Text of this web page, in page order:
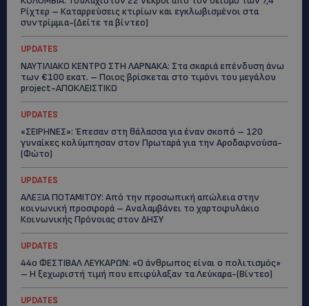
Ρίχτερ – Καταρρεύσεις κτιρίων και εγκλωβισμένοι στα
συντρίμμια-(Δείτε τα βίντεο)
UPDATES
ΝΑΥΤΙΛΙΑΚΟ ΚΕΝΤΡΟ ΣΤΗ ΛΑΡΝΑΚΑ: Στα σκαριά επένδυση άνω
των €100 εκατ. – Ποιος βρίσκεται στο τιμόνι του μεγάλου
project-ΑΠΟΚΛΕΙΣΤΙΚΟ
UPDATES
«ΣΕΙΡΗΝΕΣ»: Έπεσαν στη θάλασσα για έναν σκοπό – 120
γυναίκες κολύμπησαν στον Πρωταρά για την Αροδαφνούσα-
(Φώτο)
UPDATES
ΑΛΕΞΙΑ ΠΟΤΑΜΙΤΟΥ: Από την προσωπική απώλεια στην
κοινωνική προσφορά – Αναλαμβάνει το χαρτοφυλάκιο
Κοινωνικής Πρόνοιας στον ΔΗΣΥ
UPDATES
44ο ΦΕΣΤΙΒΑΛ ΛΕΥΚΑΡΩΝ: «Ο άνθρωπος είναι ο πολιτισμός»
– Η ξεχωριστή τιμή που επιφύλαξαν τα Λεύκαρα-(Βίντεο)
UPDATES